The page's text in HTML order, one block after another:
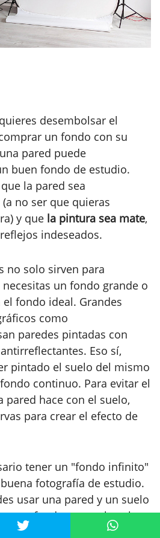
desembolsar el
un fondo con su
pared puede
buen fondo de estudio.
la pared sea
(a no ser que quieras
y que la pintura sea mate,
indeseados.
no solo sirven para
un fondo grande o
fondo ideal. Grandes
como
paredes pintadas con
Eso sí,
pintado el suelo del mismo
continuo. Para evitar el
pared hace con el suelo,
para crear el efecto de
tener un "fondo infinito"
fotografía de estudio.
usar una pared y un suelo
fondos para el suelo